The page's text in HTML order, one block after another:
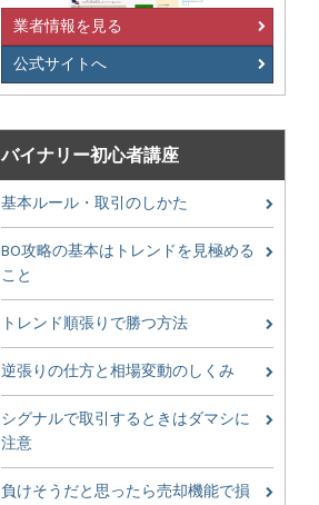
業者情報を見る
公式サイトへ
バイナリー初心者講座
基本ルール・取引のしかた
BO攻略の基本はトレンドを見極める
こと
トレンド順張りで勝つ方法
逆張りの仕方と相場変動のしくみ
シグナルで取引するときはダマシに
注意
負けそうだと思ったら売却機能で損